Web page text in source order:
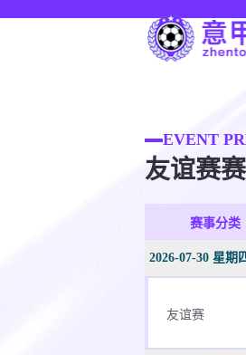
EVENT
友谊赛
赛事分类
2026-07-30 星期
友谊赛